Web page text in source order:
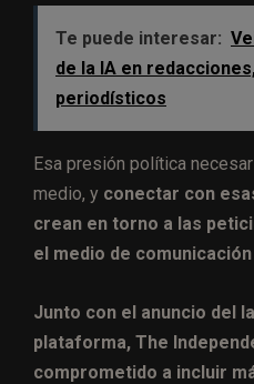
Te puede interesar:
de la IA en
periodísticos
Esa presión política
medio, y conectar con
crean en torno a las
el medio de
Junto con el anuncio del
plataforma, The
comprometido a incluir